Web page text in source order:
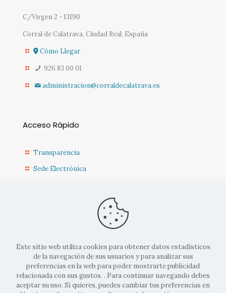
C/Virgen 2 - 13190
Corral de Calatrava, Ciudad Real, España
Cómo Llegar
926 83 00 01
administracion@corraldecalatrava.es
Acceso Rápido
Transparencia
Sede Electrónica
Sede Diputación CR
Actualidad Municipal
Este sitio web utiliza cookies para obtener datos estadísticos
de la navegación de sus usuarios y para analizar sus
preferencias en la web para poder mostrarte publicidad
relacionada con sus gustos. . Para continuar navegando debes
aceptar su uso. Si quieres, puedes cambiar tus preferencias en